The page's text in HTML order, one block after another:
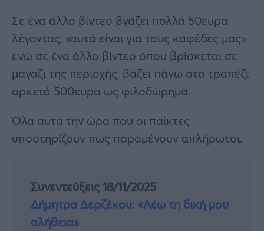
Σε ένα άλλο βίντεο βγάζει πολλά 50ευρα
λέγοντας, «αυτά είναι για τους καφέδες μας»
ενώ σε ένα άλλο βίντεο όπου βρίσκεται σε
μαγαζί της περιοχής, βάζει πάνω στο τραπέζι
αρκετά 500ευρα ως φιλοδώρημα.
Όλα αυτά την ώρα που οι παίκτες
υποστηρίζουν πως παραμένουν απλήρωτοι.
Συνεντεύξεις 18/11/2025
Δήμητρα Δερζέκου: «Λέω τη δική μου
αλήθεια»